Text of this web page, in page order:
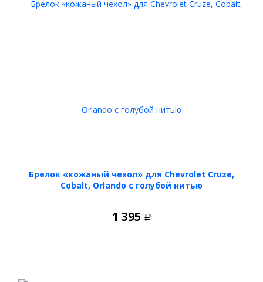
Брелок «кожаный чехол» для Chevrolet Cruze,
Cobalt, Orlando с голубой нитью
1 395 Р